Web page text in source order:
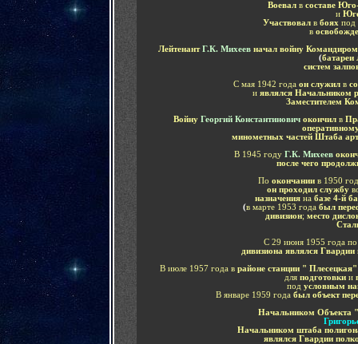
Воевал в составе
и
Участвовалв боях под
в
ЛейтенантГ.К. Михеев начал войну Командиром
(батареи
систем
С мая 1942 года он служил в
и являлся Начальником
Заместителем
Войну Георгий Константинович окончил в
минометных частей Штаба
В 1945 году Г.К. Михеев
после чего
По окончании в 1950
он проходил службу
назначенияна базе 4-й
(в марте 1953 года был
дивизион; место
С 29 июня 1955 года
дивизиона являлся Гвардии
В июле 1957 года в районе станции "
для подготовки и
под условным
В январе 1959 года был объект
Начальником Объекта
Начальником штаба
являлся Гвардии